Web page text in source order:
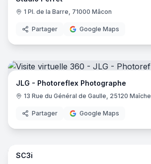
1 Pl. de la Barre, 71000 Mâcon
Partager Google Maps
JLG - Photoreflex Photographe
13 Rue du Général de Gaulle, 25120 Maîche
Partager Google Maps
SC3i